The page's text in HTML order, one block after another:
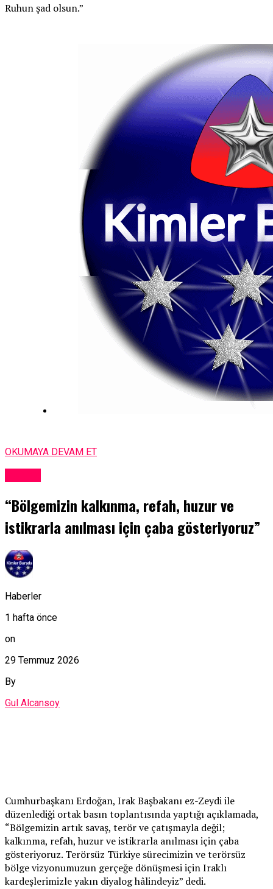
Ruhun şad olsun.”
OKUMAYA DEVAM ET
“Bölgemizin kalkınma, refah, huzur ve
istikrarla anılması için çaba gösteriyoruz”
Haberler
1 hafta önce
on
29 Temmuz 2026
By
Gul Alcansoy
Cumhurbaşkanı Erdoğan, Irak Başbakanı ez-Zeydi ile
düzenlediği ortak basın toplantısında yaptığı açıklamada,
“Bölgemizin artık savaş, terör ve çatışmayla değil;
kalkınma, refah, huzur ve istikrarla anılması için çaba
gösteriyoruz. Terörsüz Türkiye sürecimizin ve terörsüz
bölge vizyonumuzun gerçeğe dönüşmesi için Iraklı
kardeşlerimizle yakın diyalog hâlindeyiz” dedi.